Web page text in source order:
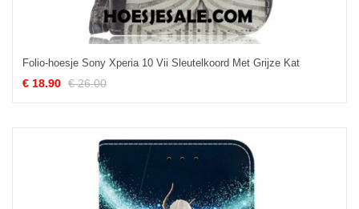
Folio-hoesje Sony Xperia 10 Vii Sleutelkoord Met Grijze Kat
€ 18.90 € 26.00